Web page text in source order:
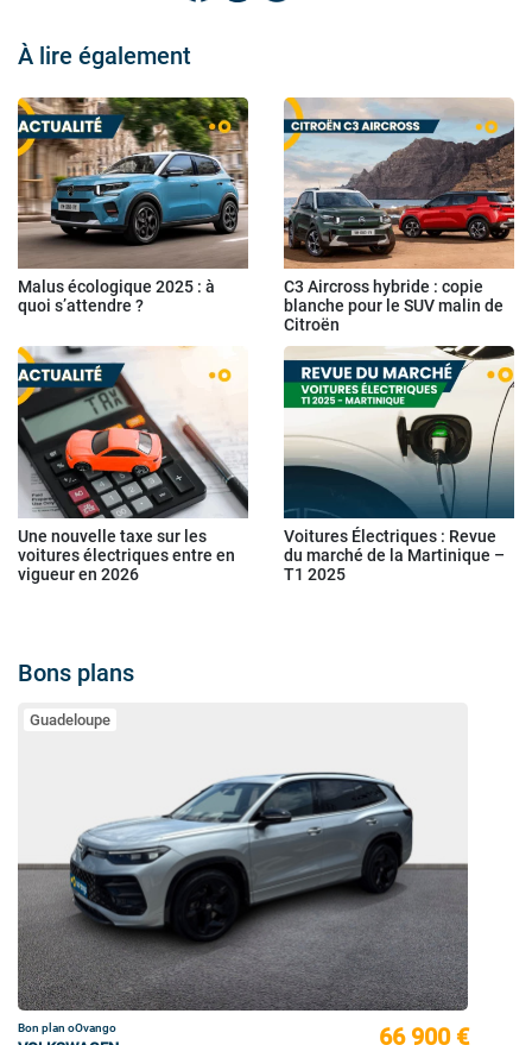
À lire également
Malus écologique 2025 : à
quoi s’attendre ?
C3 Aircross hybride : copie
blanche pour le SUV malin de
Citroën
Une nouvelle taxe sur les
voitures électriques entre en
vigueur en 2026
Voitures Électriques : Revue
du marché de la Martinique –
T1 2025
Bons plans
Guadeloupe
Bon plan oOvango 66 900 €